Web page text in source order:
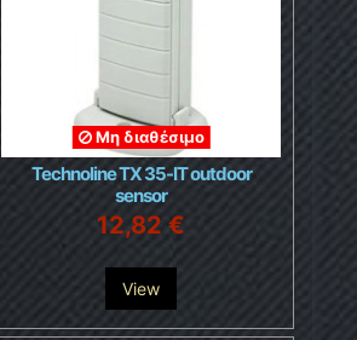
Μη διαθέσιμο
Technoline TX 35-IT outdoor
sensor
12,82 €
View